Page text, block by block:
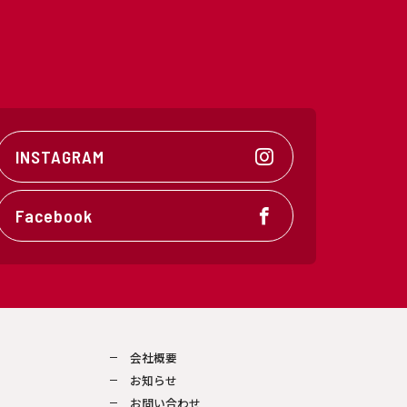
INSTAGRAM
Facebook
会社概要
お知らせ
お問い合わせ